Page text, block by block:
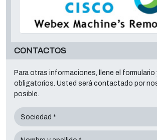
CONTACTOS
Para otras informaciones, llene el formulario
obligatorios. Usted será contactado por
posible.
Sociedad *